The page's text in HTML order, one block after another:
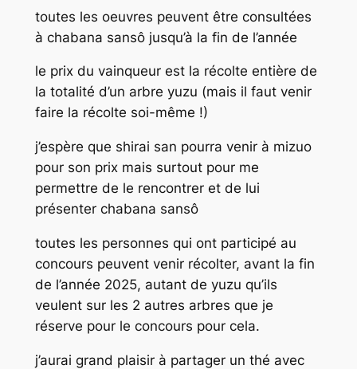
toutes les oeuvres peuvent être consultées
à chabana sansô jusqu’à la fin de l’année
le prix du vainqueur est la récolte entière de
la totalité d’un arbre yuzu (mais il faut venir
faire la récolte soi-même !)
j’espère que shirai san pourra venir à mizuo
pour son prix mais surtout pour me
permettre de le rencontrer et de lui
présenter chabana sansô
toutes les personnes qui ont participé au
concours peuvent venir récolter, avant la fin
de l’année 2025, autant de yuzu qu’ils
veulent sur les 2 autres arbres que je
réserve pour le concours pour cela.
j’aurai grand plaisir à partager un thé avec